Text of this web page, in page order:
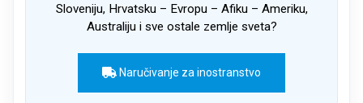
Sloveniju, Hrvatsku – Evropu – Afiku – Ameriku,
Australiju i sve ostale zemlje sveta?
Naručivanje za inostranstvo